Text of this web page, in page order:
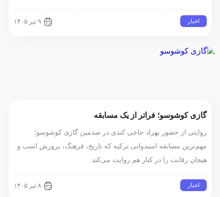
اخبار ۹ تیر ۱۴۰۵
گازی کوشوسو؛ فراتر از یک مسابقه
روایتی از حضور بهزاد حاجی کندی در صدمین گازی کوشوسو؛
مهم‌ترین مسابقه اسبدوانی ترکیه که تاریخ، فرهنگ، پرورش اسب و
هیجان رقابت را در کنار هم روایت می‌کند.
اخبار ۸ تیر ۱۴۰۵